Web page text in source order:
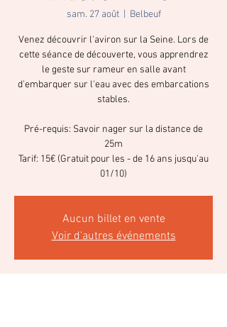
sam. 27 août
  |
Belbeuf
Venez découvrir l'aviron sur la Seine. Lors de
cette séance de découverte, vous apprendrez
le geste sur rameur en salle avant
d'embarquer sur l'eau avec des embarcations
stables.
Pré-requis: Savoir nager sur la distance de
25m
Tarif: 15€ (Gratuit pour les - de 16 ans jusqu'au
01/10)
Aucun billet en vente
Voir d'autres événements